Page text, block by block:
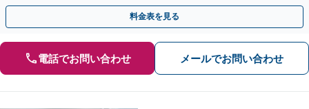
産まで広く対応。完全個室でじっくりお話を伺います。
料金表を見る
電話でお問い合わせ メールでお問い合わせ